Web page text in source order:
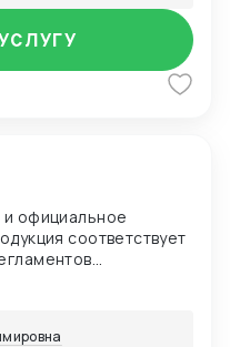
официальное
соответствует
для ввоза
ЕАЭС.